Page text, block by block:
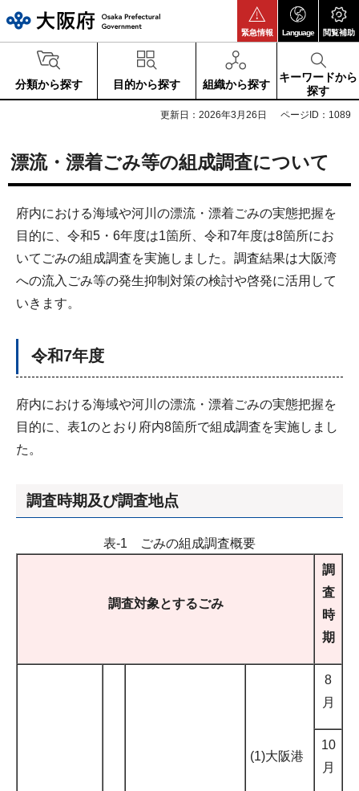
緊急情報 Language 閲覧補助
分類から探す 目的から探す 組織から探す
キーワードから
探す
更新日：2026年3月26日 ページID：1089
漂流・漂着ごみ等の組成調査について
府内における海域や河川の漂流・漂着ごみの実態把握を
目的に、令和5・6年度は1箇所、令和7年度は8箇所にお
いてごみの組成調査を実施しました。調査結果は大阪湾
への流入ごみ等の発生抑制対策の検討や啓発に活用して
いきます。
令和7年度
府内における海域や河川の漂流・漂着ごみの実態把握を
目的に、表1のとおり府内8箇所で組成調査を実施しまし
た。
調査時期及び調査地点
表-1 ごみの組成調査概要
調査対象とするごみ
調
査
時
期
(1)大阪港
8
月
10
月